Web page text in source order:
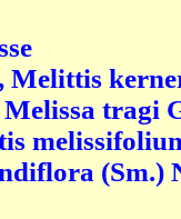
Melittis
Melissa tragi
(Sm.)